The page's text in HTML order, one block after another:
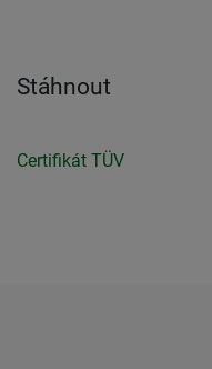
Stáhnout
Certifikát TÜV